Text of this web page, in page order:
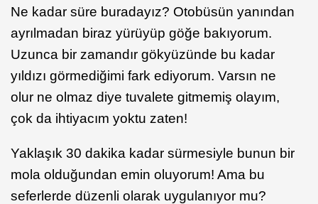
Ne kadar süre buradayız? Otobüsün yanından
ayrılmadan biraz yürüyüp göğe bakıyorum.
Uzunca bir zamandır gökyüzünde bu kadar
yıldızı görmediğimi fark ediyorum. Varsın ne
olur ne olmaz diye tuvalete gitmemiş olayım,
çok da ihtiyacım yoktu zaten!
Yaklaşık 30 dakika kadar sürmesiyle bunun bir
mola olduğundan emin oluyorum! Ama bu
seferlerde düzenli olarak uygulanıyor mu?